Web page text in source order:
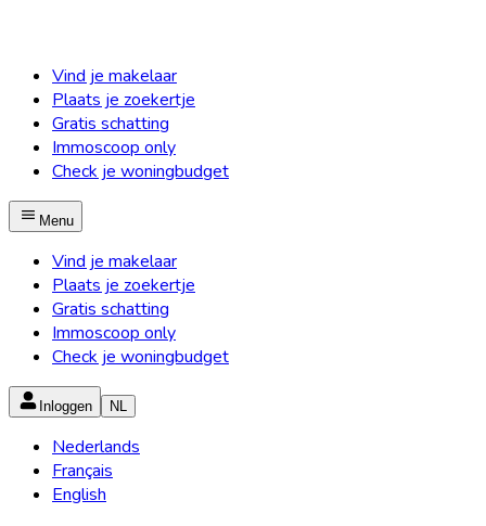
Vind je makelaar
Plaats je zoekertje
Gratis schatting
Immoscoop only
Check je woningbudget
Menu
Vind je makelaar
Plaats je zoekertje
Gratis schatting
Immoscoop only
Check je woningbudget
Inloggen NL
Nederlands
Français
English